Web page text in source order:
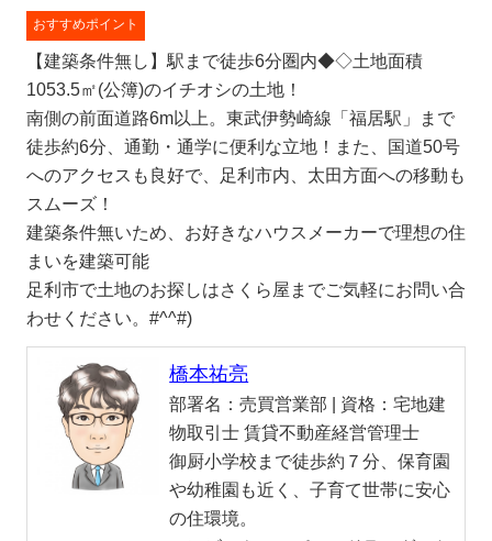
おすすめポイント
【建築条件無し】駅まで徒歩6分圏内◆◇土地面積
1053.5㎡(公簿)のイチオシの土地！
南側の前面道路6m以上。東武伊勢崎線「福居駅」まで
徒歩約6分、通勤・通学に便利な立地！また、国道50号
へのアクセスも良好で、足利市内、太田方面への移動も
スムーズ！
建築条件無いため、お好きなハウスメーカーで理想の住
まいを建築可能
足利市で土地のお探しはさくら屋までご気軽にお問い合
わせください。#^^#)
橋本祐亮
部署名：売買営業部 | 資格：宅地建
物取引士 賃貸不動産経営管理士
御厨小学校まで徒歩約７分、保育園
や幼稚園も近く、子育て世帯に安心
の住環境。